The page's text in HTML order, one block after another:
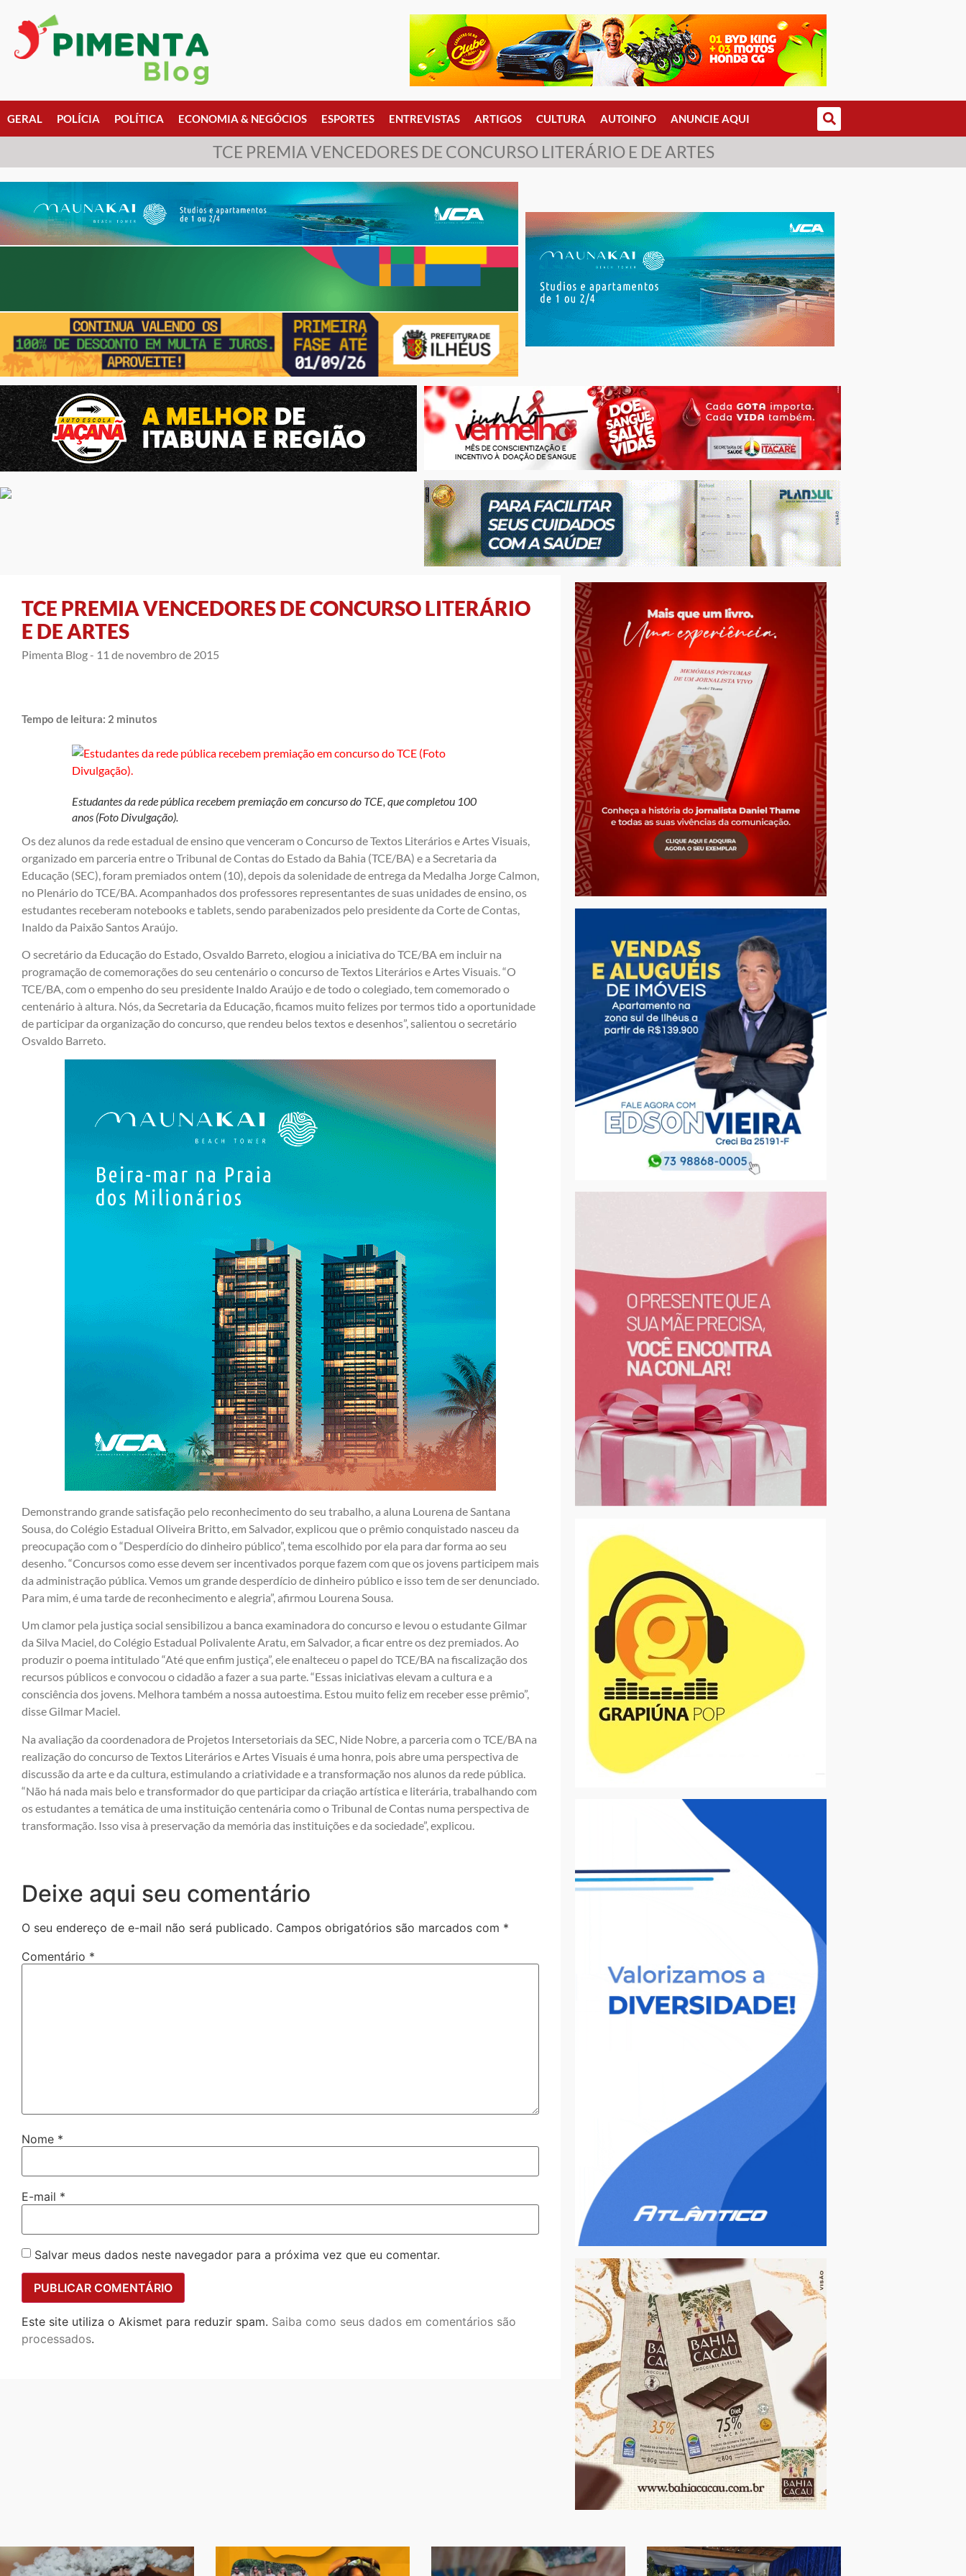
GERAL POLÍCIA POLÍTICA ECONOMIA & NEGÓCIOS ESPORTES ENTREVISTAS ARTIGOS CULTURA AUTOINFO ANUNCIE AQUI
TCE PREMIA VENCEDORES DE CONCURSO LITERÁRIO E DE ARTES
TCE PREMIA VENCEDORES DE CONCURSO LITERÁRIO
E DE ARTES
Pimenta Blog - 11 de novembro de 2015
Tempo de leitura: 2 minutos
Estudantes da rede pública recebem premiação em concurso do TCE, que completou 100
anos (Foto Divulgação).
Os dez alunos da rede estadual de ensino que venceram o Concurso de Textos Literários e Artes Visuais,
organizado em parceria entre o Tribunal de Contas do Estado da Bahia (TCE/BA) e a Secretaria da
Educação (SEC), foram premiados ontem (10), depois da solenidade de entrega da Medalha Jorge Calmon,
no Plenário do TCE/BA. Acompanhados dos professores representantes de suas unidades de ensino, os
estudantes receberam notebooks e tablets, sendo parabenizados pelo presidente da Corte de Contas,
Inaldo da Paixão Santos Araújo.
O secretário da Educação do Estado, Osvaldo Barreto, elogiou a iniciativa do TCE/BA em incluir na
programação de comemorações do seu centenário o concurso de Textos Literários e Artes Visuais. “O
TCE/BA, com o empenho do seu presidente Inaldo Araújo e de todo o colegiado, tem comemorado o
centenário à altura. Nós, da Secretaria da Educação, ficamos muito felizes por termos tido a oportunidade
de participar da organização do concurso, que rendeu belos textos e desenhos”, salientou o secretário
Osvaldo Barreto.
Demonstrando grande satisfação pelo reconhecimento do seu trabalho, a aluna Lourena de Santana
Sousa, do Colégio Estadual Oliveira Britto, em Salvador, explicou que o prêmio conquistado nasceu da
preocupação com o “Desperdício do dinheiro público”, tema escolhido por ela para dar forma ao seu
desenho. “Concursos como esse devem ser incentivados porque fazem com que os jovens participem mais
da administração pública. Vemos um grande desperdício de dinheiro público e isso tem de ser denunciado.
Para mim, é uma tarde de reconhecimento e alegria”, afirmou Lourena Sousa.
Um clamor pela justiça social sensibilizou a banca examinadora do concurso e levou o estudante Gilmar
da Silva Maciel, do Colégio Estadual Polivalente Aratu, em Salvador, a ficar entre os dez premiados. Ao
produzir o poema intitulado “Até que enfim justiça”, ele enalteceu o papel do TCE/BA na fiscalização dos
recursos públicos e convocou o cidadão a fazer a sua parte. “Essas iniciativas elevam a cultura e a
consciência dos jovens. Melhora também a nossa autoestima. Estou muito feliz em receber esse prêmio”,
disse Gilmar Maciel.
Na avaliação da coordenadora de Projetos Intersetoriais da SEC, Nide Nobre, a parceria com o TCE/BA na
realização do concurso de Textos Literários e Artes Visuais é uma honra, pois abre uma perspectiva de
discussão da arte e da cultura, estimulando a criatividade e a transformação nos alunos da rede pública.
“Não há nada mais belo e transformador do que participar da criação artística e literária, trabalhando com
os estudantes a temática de uma instituição centenária como o Tribunal de Contas numa perspectiva de
transformação. Isso visa à preservação da memória das instituições e da sociedade”, explicou.
Deixe aqui seu comentário
O seu endereço de e-mail não será publicado. Campos obrigatórios são marcados com *
Comentário *
Nome *
E-mail *
Salvar meus dados neste navegador para a próxima vez que eu comentar.
Este site utiliza o Akismet para reduzir spam. Saiba como seus dados em comentários são
processados.